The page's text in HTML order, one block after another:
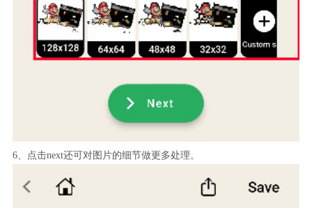
6、点击next还可对图片的细节做更多处理。